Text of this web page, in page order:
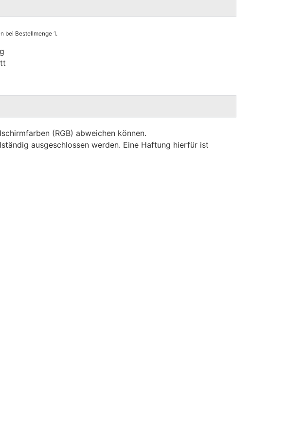
bei Bestellmenge 1.
(RGB) abweichen können.
ausgeschlossen werden. Eine Haftung hierfür ist